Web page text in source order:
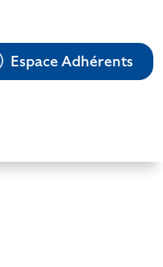
Espace Adhérents